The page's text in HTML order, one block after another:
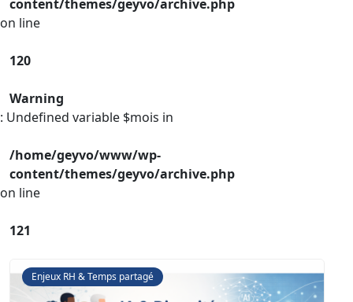
content/themes/geyvo/archive.php
on line
120
Warning
: Undefined variable $mois in
/home/geyvo/www/wp-
content/themes/geyvo/archive.php
on line
121
Enjeux RH & Temps partagé